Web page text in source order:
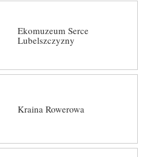
Ekomuzeum Serce
Lubelszczyzny
Kraina Rowerowa